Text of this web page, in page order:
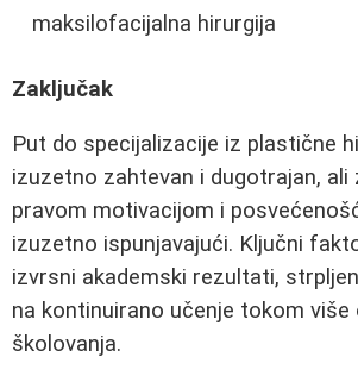
maksilofacijalna hirurgija
Zaključak
Put do specijalizacije iz plastične
izuzetno zahtevan i dugotrajan, ali
pravom motivacijom i
izuzetno ispunjavajući. Ključni
izvrsni akademski rezultati,
na kontinuirano učenje tokom više
školovanja.